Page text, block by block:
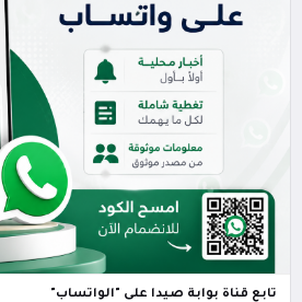
تابع قناة بوابة صيدا على "الواتساب"